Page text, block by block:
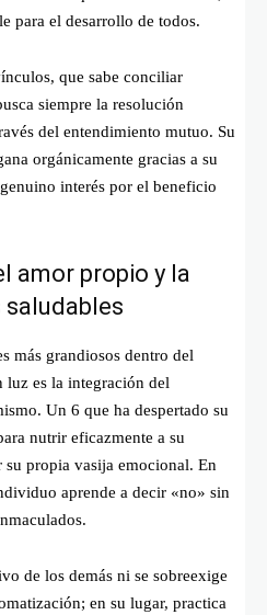
para el desarrollo de todos.
que sabe conciliar
siempre la resolución
del entendimiento mutuo. Su
orgánicamente gracias a su
interés por el beneficio
amor propio y la
más grandiosos dentro del
luz es la integración del
Un 6 que ha despertado su
nutrir eficazmente a su
propia vasija emocional. En
aprende a decir «no» sin
de los demás ni se sobreexige
en su lugar, practica